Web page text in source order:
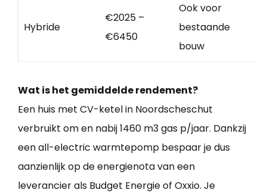
Hybride
€2025 –
€6450
Ook voor
bestaande
bouw
Wat is het gemiddelde rendement?
Een huis met CV-ketel in Noordscheschut
verbruikt om en nabij 1460 m3 gas p/jaar. Dankzij
een all-electric warmtepomp bespaar je dus
aanzienlijk op de energienota van een
leverancier als Budget Energie of Oxxio. Je